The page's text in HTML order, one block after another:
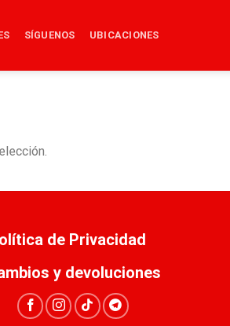
SÍGUENOS UBICACIONES
de Privacidad
y devoluciones